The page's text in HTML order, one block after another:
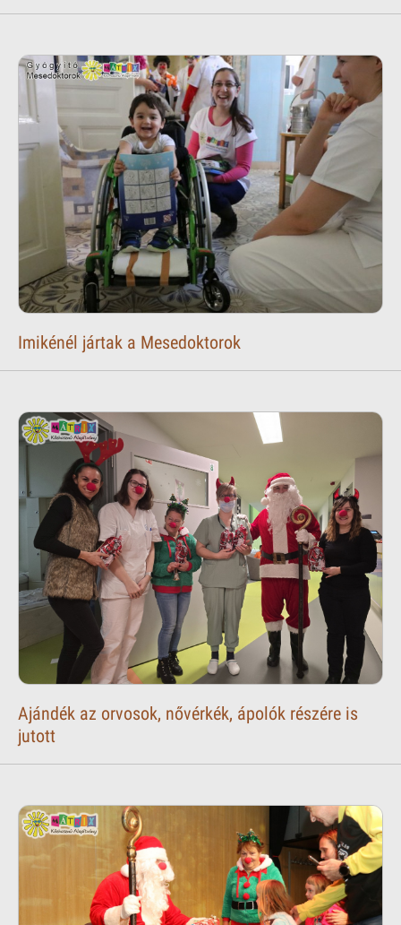
Imikénél jártak a Mesedoktorok
Ajándék az orvosok, nővérkék, ápolók részére is
jutott